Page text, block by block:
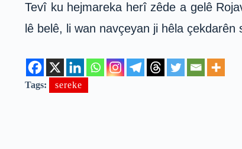
Tevî ku hejmareka herî zêde a gelê
lê belê, li wan navçeyan ji hêla
Tags: sereke